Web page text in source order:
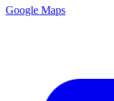
Google Maps